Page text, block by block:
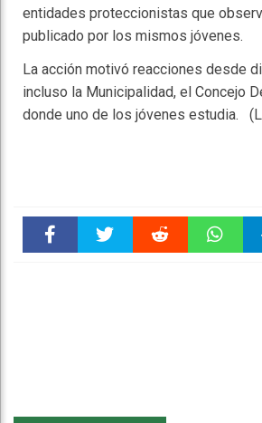
entidades proteccionistas que
publicado por los mismos jóvenes.
La acción motivó reacciones desde
incluso la Municipalidad, el Concejo
donde uno de los jóvenes estudia.